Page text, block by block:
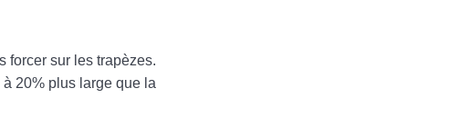
forcer sur les trapèzes.
20% plus large que la